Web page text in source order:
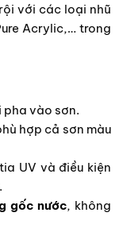
với các loại nhũ
Acrylic,… trong
pha vào sơn.
hợp cả sơn màu
UV và điều kiện
gốc nước, không